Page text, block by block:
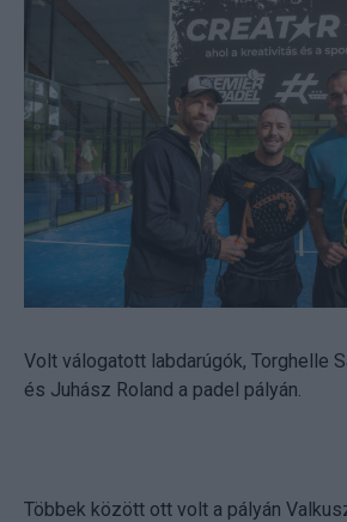
Volt válogatott labdarúgók, Torghelle
és Juhász Roland a padel pályán.
Többek között ott volt a pályán